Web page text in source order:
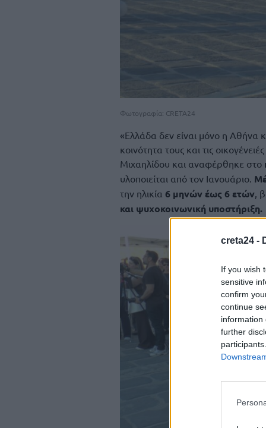
creta24 -
If you wish
sensitive
confirm
continue
information
further
Φωτογραφία: CRETA24
«Ελλάδα δεν είναι μόνο η Αθήνα
κοινότητα τους και τις
Μιχαηλίδου και αναφέρθηκε στο
υλοποιείται από τον Ιανουάριο.
την ηλικία 6 μηνών έως 6 ετών,
και ψυχοκοινωνική υποστήριξη.